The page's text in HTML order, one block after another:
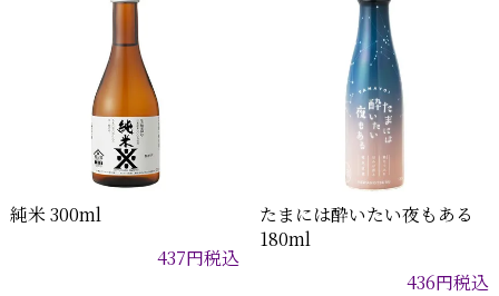
純米 300ml
437円税込
たまには酔いたい夜もある
180ml
436円税込